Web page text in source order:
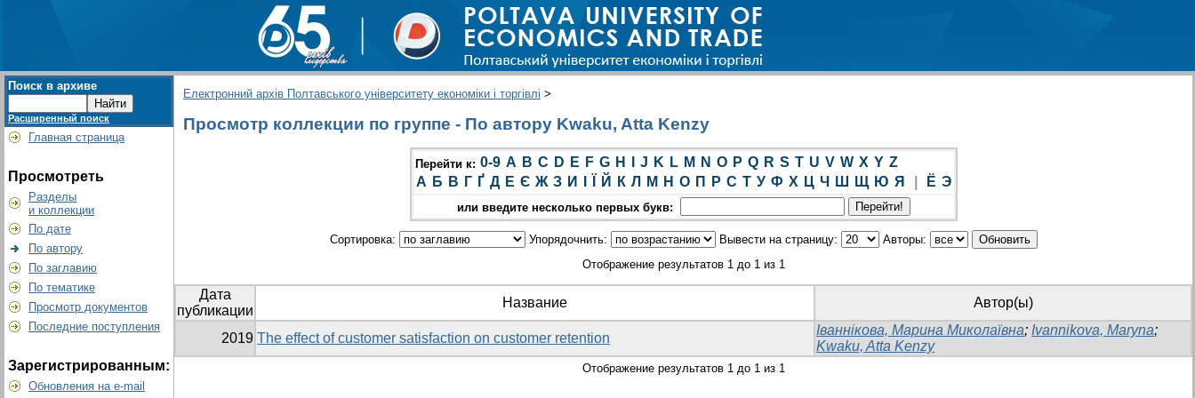
Поиск в архиве
Расширенный поиск
Главная страница
Просмотреть
Разделы
и коллекции
По дате
По автору
По заглавию
По тематике
Просмотр документов
Последние поступления
Зарегистрированным:
Обновления на e-mail
Електронний архів Полтавського університету економіки і торгівлі >
Просмотр коллекции по группе - По автору Kwaku, Atta Kenzy
Перейти к: 0-9 A B C D E F G H J K L M N O P Q R S T U V W X Y Z
А Б В Г Ґ Д Е Є Ж З И Й К Л М Н О П Р С Т У Ф Х Ц Ч Ш Щ Ю Я Ё Э
или введите несколько первых букв:
Сортировка: Упорядочнить: Вывести на страницу:
Авторы:
Отображение результатов 1 до 1 из 1
Дата
публикации
Название Автор(ы)
2019 The effect of customer satisfaction on customer retention
Іваннікова, Марина Миколаївна; Ivannikova, Maryna;
Kwaku, Atta Kenzy
Отображение результатов 1 до 1 из 1